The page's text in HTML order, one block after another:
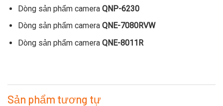
Dòng sản phẩm camera QNP-6230
Dòng sản phẩm camera QNE-7080RVW
Dòng sản phẩm camera QNE-8011R
Sản phẩm tương tự